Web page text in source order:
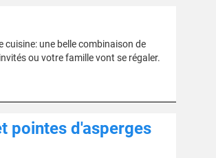
une belle combinaison de
ou votre famille vont se régaler.
pointes d'asperges